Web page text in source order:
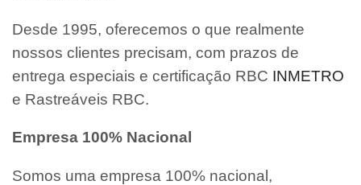
Desde 1995, oferecemos o que realmente
nossos clientes precisam, com prazos de
entrega especiais e certificação RBC INMETRO
e Rastreáveis RBC.
Empresa 100% Nacional
Somos uma empresa 100% nacional,